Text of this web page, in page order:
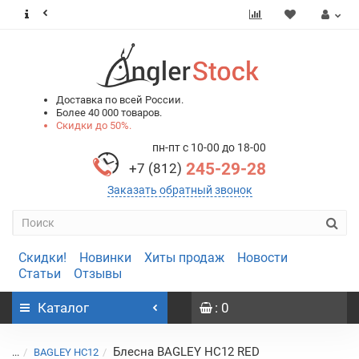
Доставка по всей России.
Более 40 000 товаров.
Скидки до 50%.
пн-пт с 10-00 до 18-00
+7 (812) 245-29-28
Заказать обратный звонок
Скидки! Новинки Хиты продаж
Новости
Статьи
Отзывы
Каталог : 0
... BAGLEY HC12 Блесна BAGLEY HC12 RED